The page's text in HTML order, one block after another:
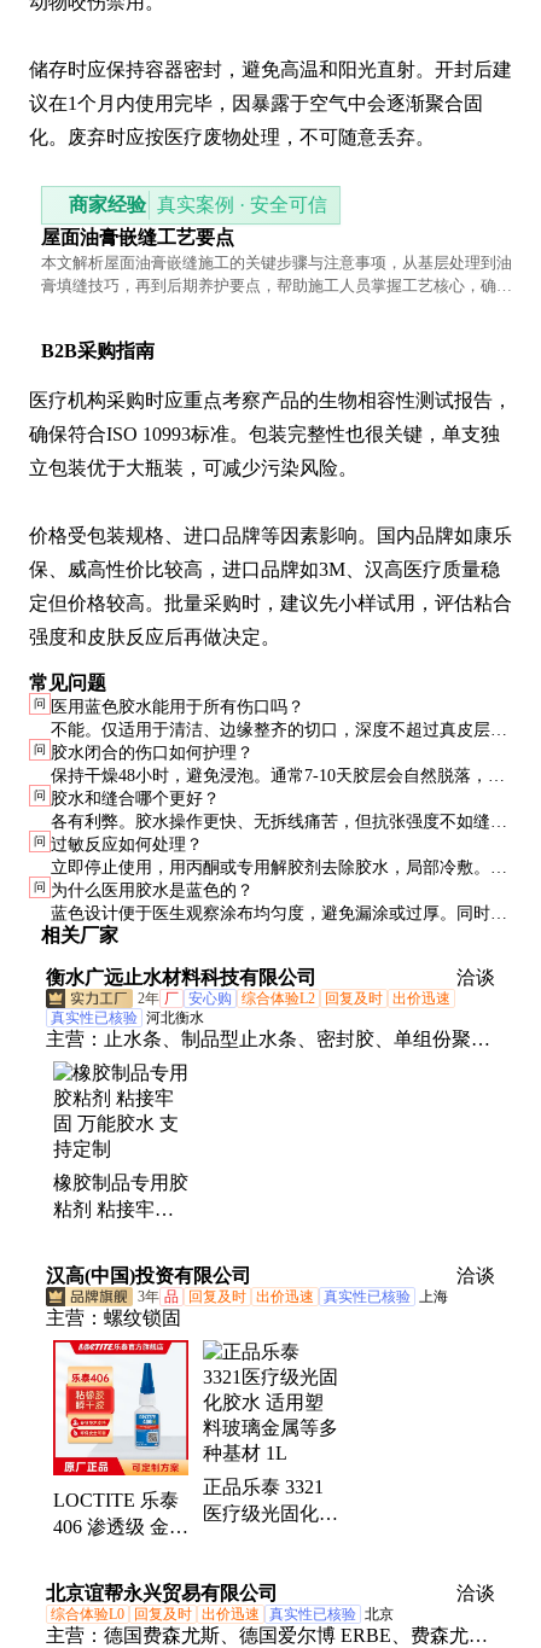
储存时应保持容器密封，避免高温和阳光直射。开封后建
议在1个月内使用完毕，因暴露于空气中会逐渐聚合固
化。废弃时应按医疗废物处理，不可随意丢弃。
商家经验 真实案例 · 安全可信
屋面油膏嵌缝工艺要点
本文解析屋面油膏嵌缝施工的关键步骤与注意事项，从基层处理到油
膏填缝技巧，再到后期养护要点，帮助施工人员掌握工艺核心，确保
B2B采购指南
医疗机构采购时应重点考察产品的生物相容性测试报告，
确保符合ISO 10993标准。包装完整性也很关键，单支独
立包装优于大瓶装，可减少污染风险。
价格受包装规格、进口品牌等因素影响。国内品牌如康乐
保、威高性价比较高，进口品牌如3M、汉高医疗质量稳
定但价格较高。批量采购时，建议先小样试用，评估粘合
强度和皮肤反应后再做决定。
常见问题
问
医用蓝色胶水能用于所有伤口吗？
不能。仅适用于清洁、边缘整齐的切口，深度不超过真皮层。
感染伤口、不规则撕裂伤和动物咬伤禁用。
问
胶水闭合的伤口如何护理？
保持干燥48小时，避免浸泡。通常7-10天胶层会自然脱落，不
可强行剥离。如出现红肿、渗液应及时就医。
问
胶水和缝合哪个更好？
各有利弊。胶水操作更快、无拆线痛苦，但抗张强度不如缝
合。5cm以内清洁切口优先考虑胶水，大伤口或活动部位仍需
缝合。
问 过敏反应如何处理？
立即停止使用，用丙酮或专用解胶剂去除胶水，局部冷敷。严
重过敏需服用抗组胺药物，必要时就医。
问
为什么医用胶水是蓝色的？
蓝色设计便于医生观察涂布均匀度，避免漏涂或过厚。同时与
皮肤和组织形成颜色对比，提高操作精准度。
相关厂家
衡水广远止水材料科技有限公司 洽谈
2年 厂 安心购 综合体验L2 回复及时 出价迅速
真实性已核验 河北衡水
主营： 止水条、制品型止水条、密封胶、单组份聚氨
酯密封胶、双组份聚氨酯密封胶、双组份聚硫密封
胶、钢板腻子止水带、遇水膨胀止水条、接缝防水
胶、闭孔泡沫板、防水密封胶条、聚氨酯密封胶、双
面自粘薄片、防水补漏自粘片、遇水膨胀橡胶条、遇
水膨胀止水胶、丁基腻子橡胶自粘薄片、橡胶制品专
用粘合剂、橡胶止水带、柔性填料、膨胀止水环、盾
橡胶制品专用胶
粘剂 粘接牢固
定制
汉高(中国)投资有限公司 洽谈
3年 品 回复及时 出价迅速 真实性已核验 上海
主营： 螺纹锁固
LOCTITE 乐泰
406 渗透级 金属
20g
正品乐泰 3321
医疗级光固化胶
材 1L
北京谊帮永兴贸易有限公司 洽谈
综合体验L0 回复及时 出价迅速 真实性已核验 北京
主营： 德国费森尤斯、德国爱尔博 ERBE、费森尤斯